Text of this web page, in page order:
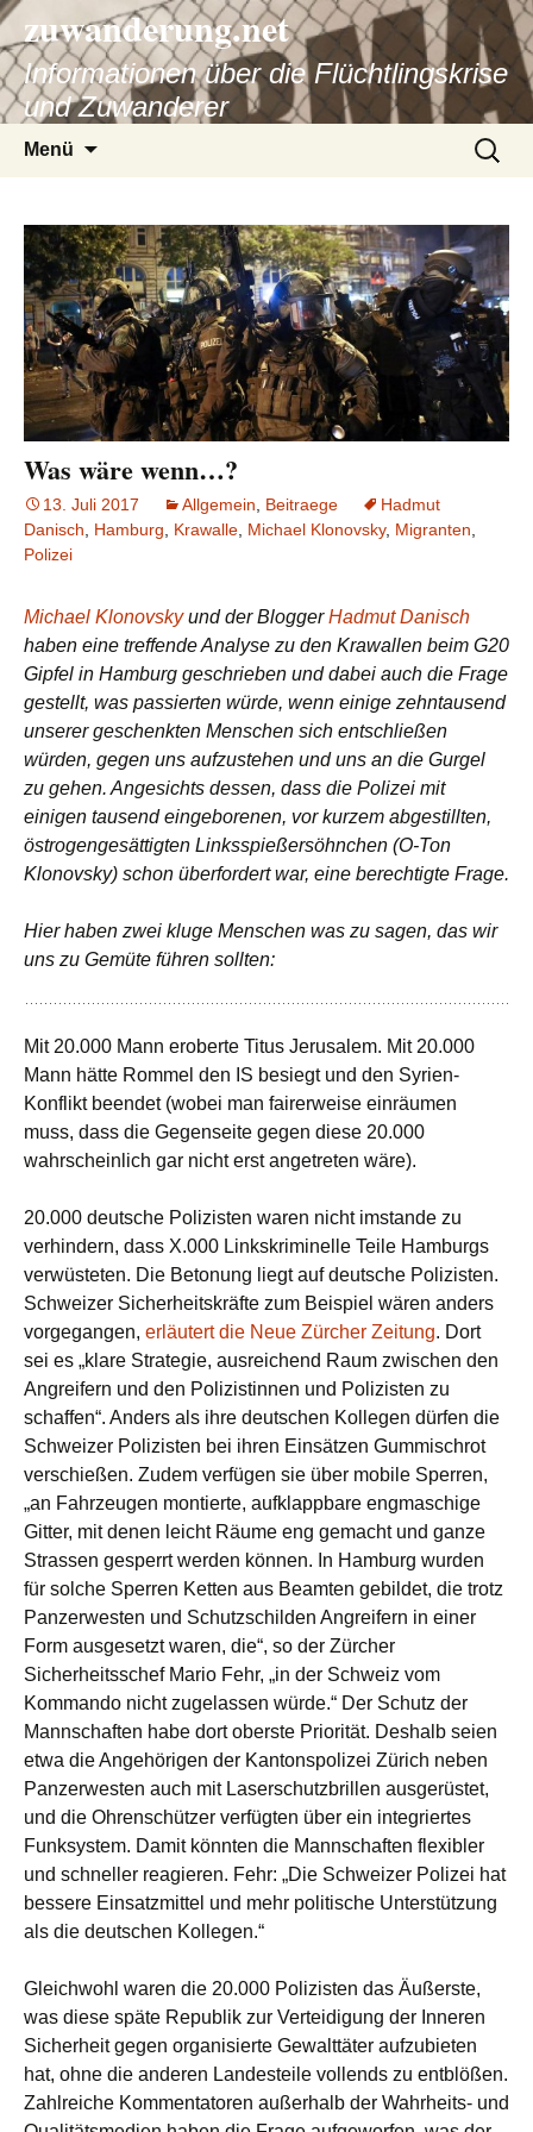
zuwanderung.net
Informationen über die Flüchtlingskrise
und Zuwanderer
Menü
Suche
nach:
Was wäre wenn…?
13. Juli 2017 Allgemein, Beitraege
Hadmut
Danisch, Hamburg, Krawalle, Michael Klonovsky, Migranten,
Polizei
Michael Klonovskyund der BloggerHadmut Danisch
haben eine treffende Analyse zu den Krawallen beim G20
Gipfel in Hamburg geschrieben und dabei auch die Frage
gestellt, was passierten würde, wenn einige zehntausend
unserer geschenkten Menschen sich entschließen
würden, gegen uns aufzustehen und uns an die Gurgel
zu gehen. Angesichts dessen, dass die Polizei mit
einigen tausend eingeborenen, vor kurzem abgestillten,
östrogengesättigten Linksspießersöhnchen (O-Ton
Klonovsky) schon überfordert war, eine berechtigte Frage.
Hier haben zwei kluge Menschen was zu sagen, das wir
uns zu Gemüte führen sollten:
Mit 20.000 Mann eroberte Titus Jerusalem. Mit 20.000
Mann hätte Rommel den IS besiegt und den Syrien-
Konflikt beendet (wobei man fairerweise einräumen
muss, dass die Gegenseite gegen diese 20.000
wahrscheinlich gar nicht erst angetreten wäre).
20.000 deutsche Polizisten waren nicht imstande zu
verhindern, dass X.000 Linkskriminelle Teile Hamburgs
verwüsteten. Die Betonung liegt auf deutsche Polizisten.
Schweizer Sicherheitskräfte zum Beispiel wären anders
vorgegangen, erläutert die Neue Zürcher Zeitung. Dort
sei es „klare Strategie, ausreichend Raum zwischen den
Angreifern und den Polizistinnen und Polizisten zu
schaffen“. Anders als ihre deutschen Kollegen dürfen die
Schweizer Polizisten bei ihren Einsätzen Gummischrot
verschießen. Zudem verfügen sie über mobile Sperren,
„an Fahrzeugen montierte, aufklappbare engmaschige
Gitter, mit denen leicht Räume eng gemacht und ganze
Strassen gesperrt werden können. In Hamburg wurden
für solche Sperren Ketten aus Beamten gebildet, die trotz
Panzerwesten und Schutzschilden Angreifern in einer
Form ausgesetzt waren, die“, so der Zürcher
Sicherheitsschef Mario Fehr, „in der Schweiz vom
Kommando nicht zugelassen würde.“ Der Schutz der
Mannschaften habe dort oberste Priorität. Deshalb seien
etwa die Angehörigen der Kantonspolizei Zürich neben
Panzerwesten auch mit Laserschutzbrillen ausgerüstet,
und die Ohrenschützer verfügten über ein integriertes
Funksystem. Damit könnten die Mannschaften flexibler
und schneller reagieren. Fehr: „Die Schweizer Polizei hat
bessere Einsatzmittel und mehr politische Unterstützung
als die deutschen Kollegen.“
Gleichwohl waren die 20.000 Polizisten das Äußerste,
was diese späte Republik zur Verteidigung der Inneren
Sicherheit gegen organisierte Gewalttäter aufzubieten
hat, ohne die anderen Landesteile vollends zu entblößen.
Zahlreiche Kommentatoren außerhalb der Wahrheits- und